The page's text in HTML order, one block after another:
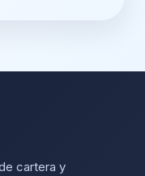
cartera y